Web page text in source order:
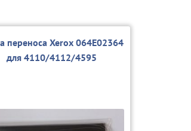
переноса Xerox 064E02364
для 4110/4112/4595